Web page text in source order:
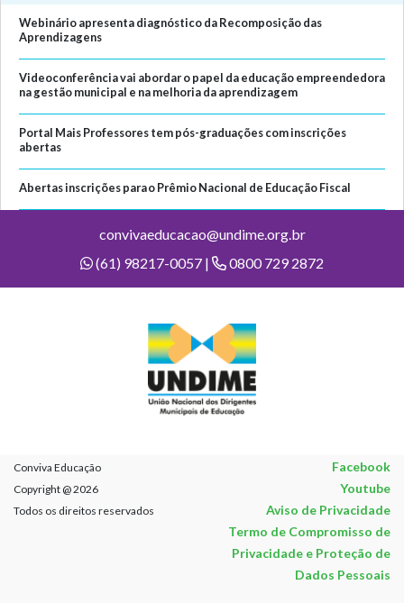
Webinário apresenta diagnóstico da Recomposição das
Aprendizagens
Videoconferência vai abordar o papel da educação empreendedora
na gestão municipal e na melhoria da aprendizagem
Portal Mais Professores tem pós-graduações com inscrições
abertas
Abertas inscrições para o Prêmio Nacional de Educação Fiscal
convivaeducacao@undime.org.br
(61) 98217-0057 |
0800 729 2872
Conviva Educação Facebook
Copyright @ 2026 Youtube
Todos os direitos reservados
Aviso de Privacidade
Termo de Compromisso de
Privacidade e Proteção de
Dados Pessoais